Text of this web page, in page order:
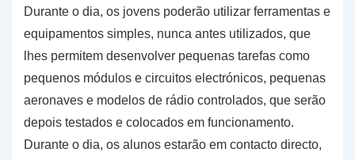
Durante o dia, os jovens poderão utilizar ferramentas e
equipamentos simples, nunca antes utilizados, que
lhes permitem desenvolver pequenas tarefas como
pequenos módulos e circuitos electrónicos, pequenas
aeronaves e modelos de rádio controlados, que serão
depois testados e colocados em funcionamento.
Durante o dia, os alunos estarão em contacto directo,